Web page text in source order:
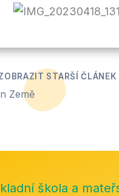
Země
škola a